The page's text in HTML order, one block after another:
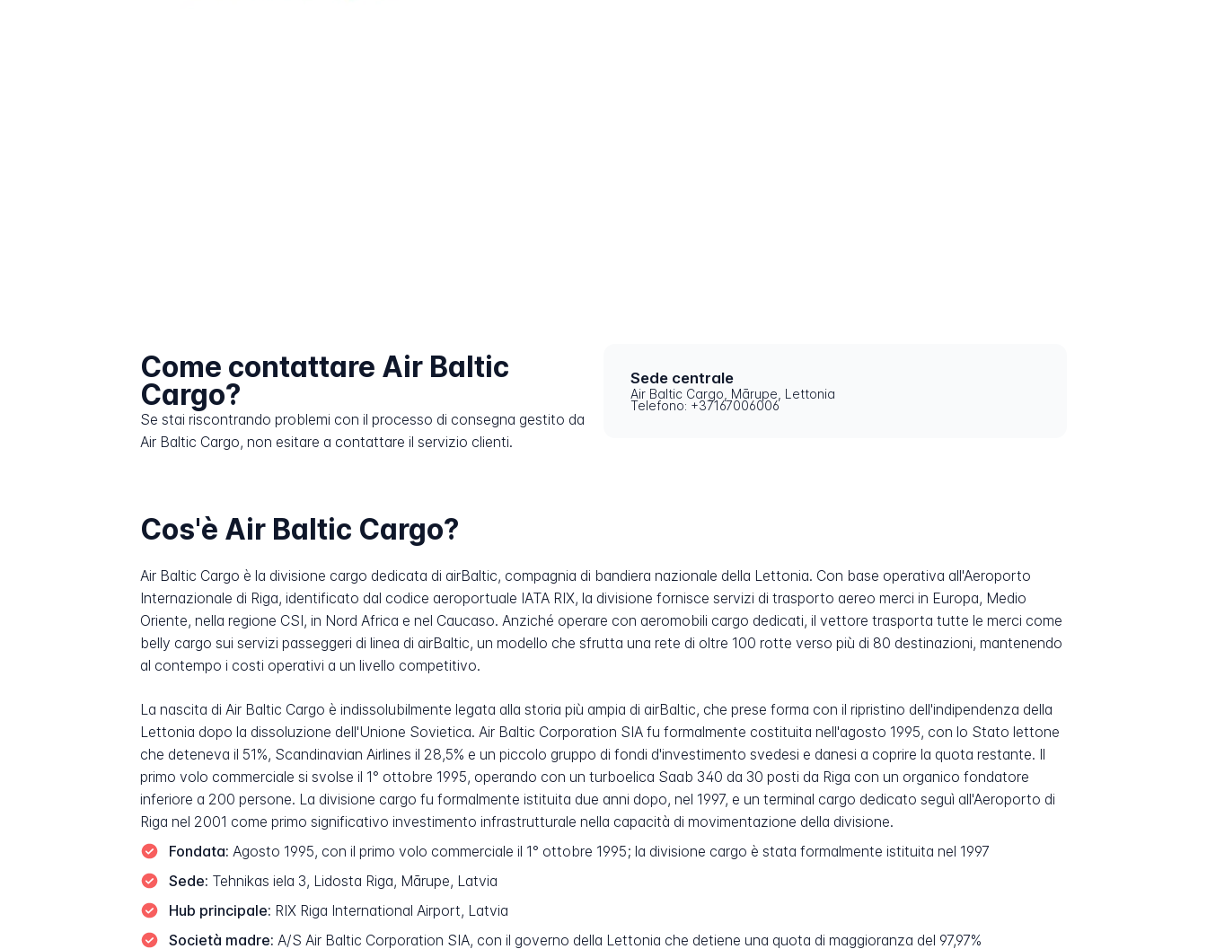
Come contattare Air Baltic
Cargo?
Se stai riscontrando problemi con il processo di consegna gestito da
Air Baltic Cargo, non esitare a contattare il servizio clienti.
Sede centrale
Air Baltic Cargo, Mārupe, Lettonia
Telefono: +37167006006
Cos'è Air Baltic Cargo?
Air Baltic Cargo è la divisione cargo dedicata di airBaltic, compagnia di bandiera nazionale della Lettonia. Con base operativa all'Aeroporto
Internazionale di Riga, identificato dal codice aeroportuale IATA RIX, la divisione fornisce servizi di trasporto aereo merci in Europa, Medio
Oriente, nella regione CSI, in Nord Africa e nel Caucaso. Anziché operare con aeromobili cargo dedicati, il vettore trasporta tutte le merci come
belly cargo sui servizi passeggeri di linea di airBaltic, un modello che sfrutta una rete di oltre 100 rotte verso più di 80 destinazioni, mantenendo
al contempo i costi operativi a un livello competitivo.
La nascita di Air Baltic Cargo è indissolubilmente legata alla storia più ampia di airBaltic, che prese forma con il ripristino dell'indipendenza della
Lettonia dopo la dissoluzione dell'Unione Sovietica. Air Baltic Corporation SIA fu formalmente costituita nell'agosto 1995, con lo Stato lettone
che deteneva il 51%, Scandinavian Airlines il 28,5% e un piccolo gruppo di fondi d'investimento svedesi e danesi a coprire la quota restante. Il
primo volo commerciale si svolse il 1° ottobre 1995, operando con un turboelica Saab 340 da 30 posti da Riga con un organico fondatore
inferiore a 200 persone. La divisione cargo fu formalmente istituita due anni dopo, nel 1997, e un terminal cargo dedicato seguì all'Aeroporto di
Riga nel 2001 come primo significativo investimento infrastrutturale nella capacità di movimentazione della divisione.
Fondata: Agosto 1995, con il primo volo commerciale il 1° ottobre 1995; la divisione cargo è stata formalmente istituita nel 1997
Sede: Tehnikas iela 3, Lidosta Riga, Mārupe, Latvia
Hub principale: RIX Riga International Airport, Latvia
Società madre: A/S Air Baltic Corporation SIA, con il governo della Lettonia che detiene una quota di maggioranza del 97,97%